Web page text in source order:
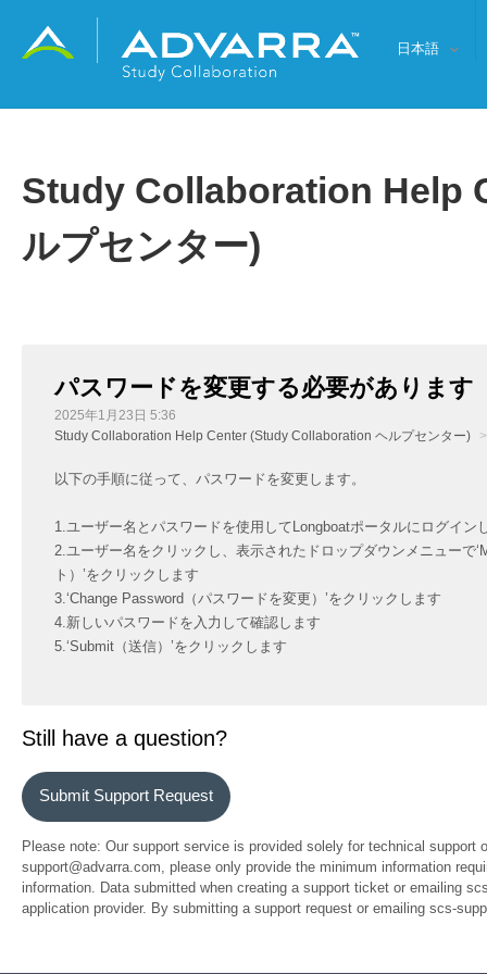
日本語
Study Collaboration Help
ルプセンター)
パスワードを変更する必要があります
2025年1月23日 5:36
Study Collaboration Help Center (Study Collaboration ヘルプセンター)
以下の手順に従って、パスワードを変更します。
1.ユーザー名とパスワードを使用してLongboatポータルにログイン
2.ユーザー名をクリックし、表示されたドロップダウンメニューで
ト）’をクリックします
3.‘Change Password（パスワードを変更）’をクリックします
4.新しいパスワードを入力して確認します
5.‘Submit（送信）’をクリックします
Still have a question?
Submit Support Request
Please note: Our support service is provided solely for technical
support@advarra.com, please only provide the minimum information
information. Data submitted when creating a support ticket or emailing
application provider. By submitting a support request or emailing scs-